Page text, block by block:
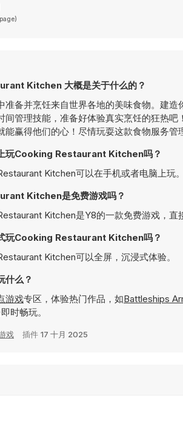
Kitchen 大概是关于什么的？
准备并烹饪来自世界各地的美味食物。建
间管理技能，准备好体验真实烹饪的狂热
能赢得他们的心！尽情玩耍这款食物服务
玩Cooking Restaurant Kitchen吗？
Kitchen可以在手机或者电脑上玩
Kitchen是免费游戏吗？
Kitchen是Y8的一款免费游戏，直
玩Cooking Restaurant Kitchen吗？
Kitchen可以全屏，沉浸式体验。
什么？
游戏专区，体验热门作品，如Battleships
时畅玩。
戏 插件 17 十月 2025